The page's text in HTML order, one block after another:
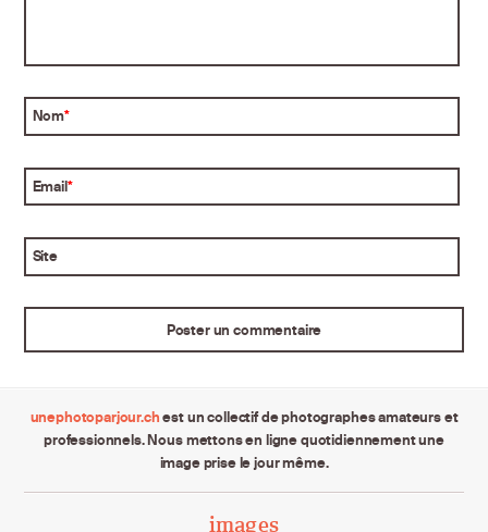
Nom*
Email*
Site
unephotoparjour.chest un collectif de photographes amateurs et
professionnels. Nous mettons en ligne quotidiennement une
image prise le jour même.
images